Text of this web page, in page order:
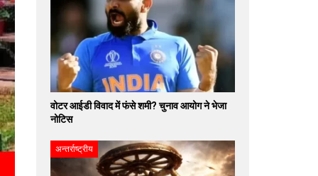
वोटर आईडी विवाद में फंसे शमी? चुनाव आयोग ने भेजा
नोटिस
अन्तर्राष्ट्रीय